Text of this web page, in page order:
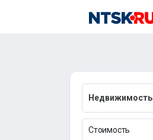
Недвижимость
Стоимость